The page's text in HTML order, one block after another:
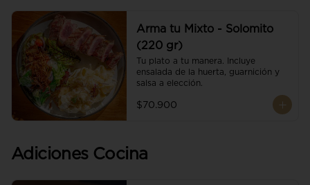
Arma tu Mixto - Solomito
(220 gr)
Tu plato a tu manera. Incluye
ensalada de la huerta, guarnición y
salsa a elección.
$70.900
Adiciones Cocina